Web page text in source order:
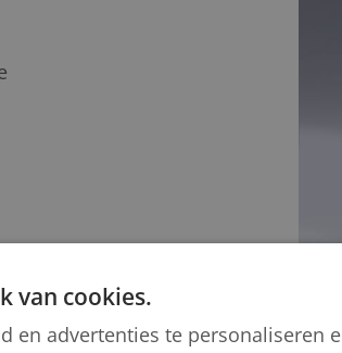
van cookies.
en advertenties te personaliseren